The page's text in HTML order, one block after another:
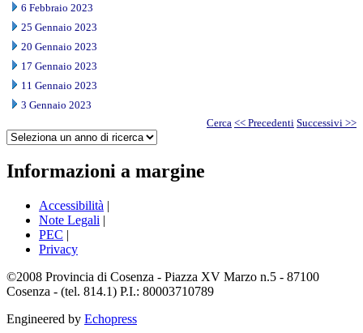
6 Febbraio 2023
25 Gennaio 2023
20 Gennaio 2023
17 Gennaio 2023
11 Gennaio 2023
3 Gennaio 2023
Cerca << Precedenti Successivi >>
Informazioni a margine
Accessibilità |
Note Legali |
PEC |
Privacy
©2008 Provincia di Cosenza - Piazza XV Marzo n.5 - 87100
Cosenza - (tel. 814.1) P.I.: 80003710789
Engineered by Echopress